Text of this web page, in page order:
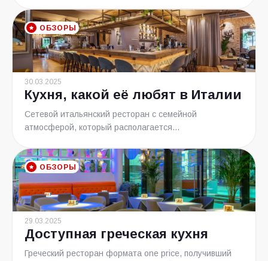
ОБЗОРЫ
30.03.2025
Кухня, какой её любят в Италии
Сетевой итальянский ресторан с семейной
атмосферой, который располагается...
ОБЗОРЫ
29.03.2025
Доступная греческая кухня
Греческий ресторан формата one price, получивший